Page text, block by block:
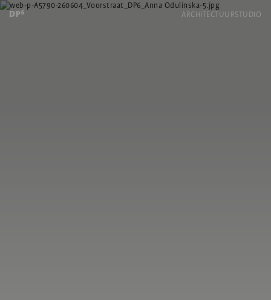
ARCHITECTUURSTUDIO